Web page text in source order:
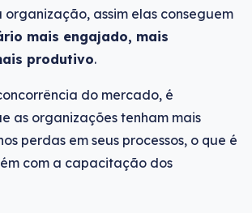
organização, assim elas conseguem
mais engajado, mais
produtivo.
do mercado, é
as organizações tenham mais
perdas em seus processos, o que é
com a capacitação dos